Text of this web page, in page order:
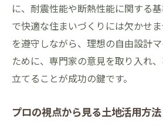
に、耐震性能や断熱性能に関する
で快適な住まいづくりには欠かせ
を遵守しながら、理想の自由設計
ために、専門家の意見を取り入れ
立てることが成功の鍵です。
プロの視点から見る土地活用方法